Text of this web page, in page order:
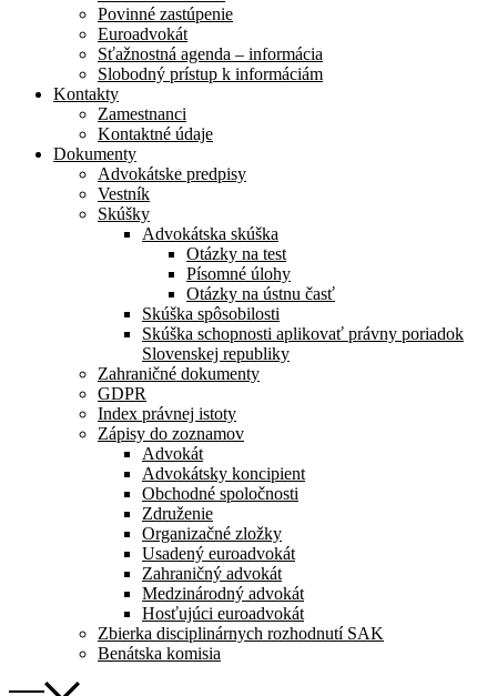
Povinné zastúpenie
Euroadvokát
Sťažnostná agenda – informácia
Slobodný prístup k informáciám
Kontakty
Zamestnanci
Kontaktné údaje
Dokumenty
Advokátske predpisy
Vestník
Skúšky
Advokátska skúška
Otázky na test
Písomné úlohy
Otázky na ústnu časť
Skúška spôsobilosti
Skúška schopnosti aplikovať právny poriadok
Slovenskej republiky
Zahraničné dokumenty
GDPR
Index právnej istoty
Zápisy do zoznamov
Advokát
Advokátsky koncipient
Obchodné spoločnosti
Združenie
Organizačné zložky
Usadený euroadvokát
Zahraničný advokát
Medzinárodný advokát
Hosťujúci euroadvokát
Zbierka disciplinárnych rozhodnutí SAK
Benátska komisia